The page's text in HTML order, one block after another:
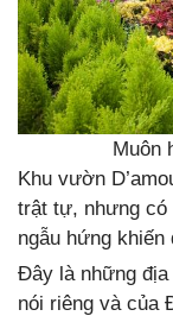
Muôn
Khu vườn
trật tự, nhưng
ngẫu hứng
Đây là những
nói riêng và của